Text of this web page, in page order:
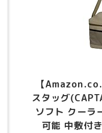
【
スタッグ
ソフト クーラ
可能 中敷付